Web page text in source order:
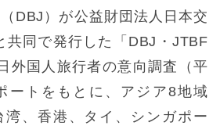
DBJ）が公益財団法人日本交
共同で発行した「DBJ・JTBF
外国人旅行者の意向調査（平
ートをもとに、アジア8地域
湾、香港、タイ、シンガポー